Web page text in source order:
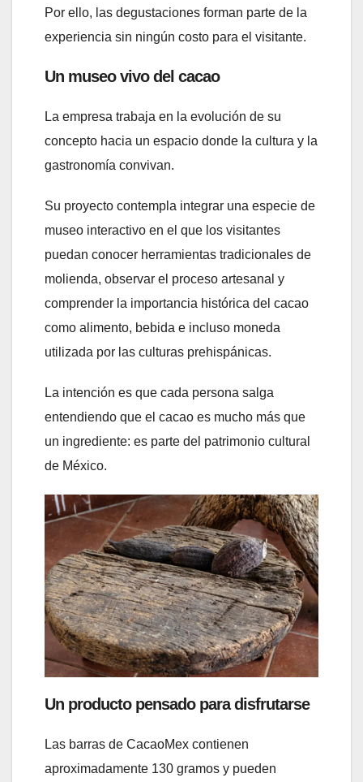
Por ello, las degustaciones forman parte de la
experiencia sin ningún costo para el visitante.
Un museo vivo del cacao
La empresa trabaja en la evolución de su
concepto hacia un espacio donde la cultura y la
gastronomía convivan.
Su proyecto contempla integrar una especie de
museo interactivo en el que los visitantes
puedan conocer herramientas tradicionales de
molienda, observar el proceso artesanal y
comprender la importancia histórica del cacao
como alimento, bebida e incluso moneda
utilizada por las culturas prehispánicas.
La intención es que cada persona salga
entendiendo que el cacao es mucho más que
un ingrediente: es parte del patrimonio cultural
de México.
Un producto pensado para disfrutarse
Las barras de CacaoMex contienen
aproximadamente 130 gramos y pueden